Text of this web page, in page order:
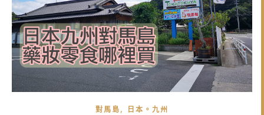
對馬島, 日本。九州